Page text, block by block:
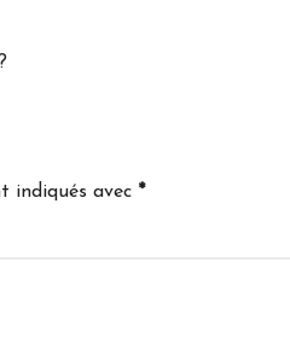
indiqués avec *